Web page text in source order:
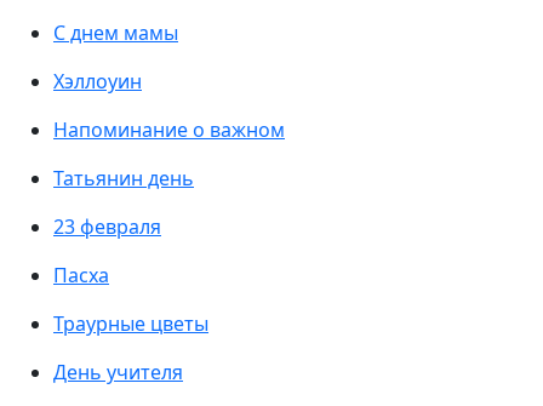
С днем мамы
Хэллоуин
Напоминание о важном
Татьянин день
23 февраля
Пасха
Траурные цветы
День учителя